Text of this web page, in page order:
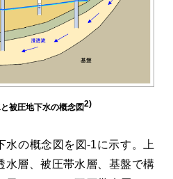
被圧地下水の概念図2)
水の概念図を図-1に示す。上
水層、被圧帯水層、基盤で構